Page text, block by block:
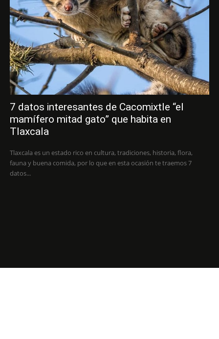
7 datos interesantes de Cacomixtle “el
mamífero mitad gato” que habita en
Tlaxcala
Tlaxcala es un estado rico en cultura, tradiciones, historia, flora,
fauna y buena comida, por lo que en esta ocasión te traemos 7
datos...